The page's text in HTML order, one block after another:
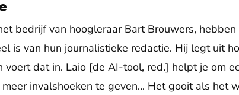
bedrijf van hoogleraar Bart Brouwers,
is van hun journalistieke redactie. Hij legt uit
voert dat in. Laio [de AI-tool, red.] helpt je om
invalshoeken te geven... Het gooit als het